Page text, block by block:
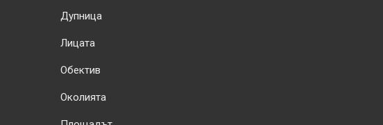
Дупница
Лицата
Обектив
Околията